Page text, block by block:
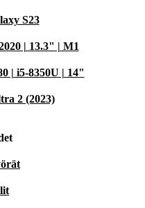
S23
| 13.3" | M1
| i5-8350U | 14"
2 (2023)